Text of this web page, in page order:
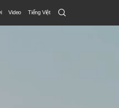
Video Tiếng Việt Search
Submit